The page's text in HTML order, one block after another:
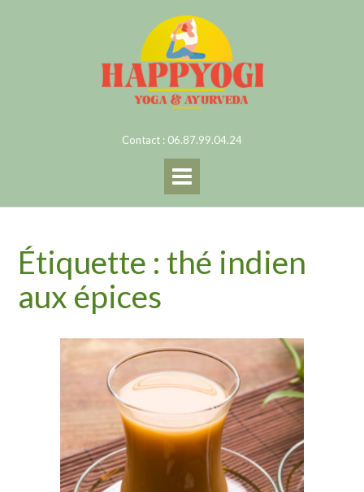
Contact : 06.87.99.04.24
Étiquette : thé indien
aux épices